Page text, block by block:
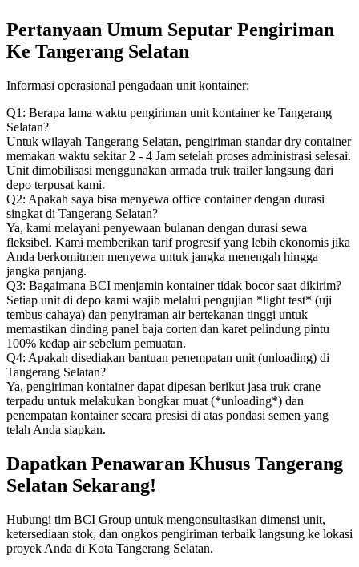
Pertanyaan Umum Seputar Pengiriman
Ke Tangerang Selatan
Informasi operasional pengadaan unit kontainer:
Q1: Berapa lama waktu pengiriman unit kontainer ke Tangerang
Selatan?
Untuk wilayah Tangerang Selatan, pengiriman standar dry container
memakan waktu sekitar 2 - 4 Jam setelah proses administrasi selesai.
Unit dimobilisasi menggunakan armada truk trailer langsung dari
depo terpusat kami.
Q2: Apakah saya bisa menyewa office container dengan durasi
singkat di Tangerang Selatan?
Ya, kami melayani penyewaan bulanan dengan durasi sewa
fleksibel. Kami memberikan tarif progresif yang lebih ekonomis jika
Anda berkomitmen menyewa untuk jangka menengah hingga
jangka panjang.
Q3: Bagaimana BCI menjamin kontainer tidak bocor saat dikirim?
Setiap unit di depo kami wajib melalui pengujian *light test* (uji
tembus cahaya) dan penyiraman air bertekanan tinggi untuk
memastikan dinding panel baja corten dan karet pelindung pintu
100% kedap air sebelum pemuatan.
Q4: Apakah disediakan bantuan penempatan unit (unloading) di
Tangerang Selatan?
Ya, pengiriman kontainer dapat dipesan berikut jasa truk crane
terpadu untuk melakukan bongkar muat (*unloading*) dan
penempatan kontainer secara presisi di atas pondasi semen yang
telah Anda siapkan.
Dapatkan Penawaran Khusus Tangerang
Selatan Sekarang!
Hubungi tim BCI Group untuk mengonsultasikan dimensi unit,
ketersediaan stok, dan ongkos pengiriman terbaik langsung ke lokasi
proyek Anda di Kota Tangerang Selatan.